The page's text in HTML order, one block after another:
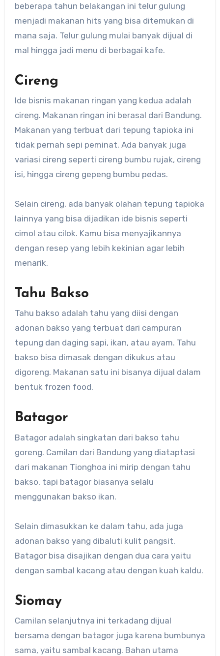
beberapa tahun belakangan ini telur gulung
menjadi makanan hits yang bisa ditemukan di
mana saja. Telur gulung mulai banyak dijual di
mal hingga jadi menu di berbagai kafe.
Cireng
Ide bisnis makanan ringan yang kedua adalah
cireng. Makanan ringan ini berasal dari Bandung.
Makanan yang terbuat dari tepung tapioka ini
tidak pernah sepi peminat. Ada banyak juga
variasi cireng seperti cireng bumbu rujak, cireng
isi, hingga cireng gepeng bumbu pedas.
Selain cireng, ada banyak olahan tepung tapioka
lainnya yang bisa dijadikan ide bisnis seperti
cimol atau cilok. Kamu bisa menyajikannya
dengan resep yang lebih kekinian agar lebih
menarik.
Tahu Bakso
Tahu bakso adalah tahu yang diisi dengan
adonan bakso yang terbuat dari campuran
tepung dan daging sapi, ikan, atau ayam. Tahu
bakso bisa dimasak dengan dikukus atau
digoreng. Makanan satu ini bisanya dijual dalam
bentuk frozen food.
Batagor
Batagor adalah singkatan dari bakso tahu
goreng. Camilan dari Bandung yang diataptasi
dari makanan Tionghoa ini mirip dengan tahu
bakso, tapi batagor biasanya selalu
menggunakan bakso ikan.
Selain dimasukkan ke dalam tahu, ada juga
adonan bakso yang dibaluti kulit pangsit.
Batagor bisa disajikan dengan dua cara yaitu
dengan sambal kacang atau dengan kuah kaldu.
Siomay
Camilan selanjutnya ini terkadang dijual
bersama dengan batagor juga karena bumbunya
sama, yaitu sambal kacang. Bahan utama